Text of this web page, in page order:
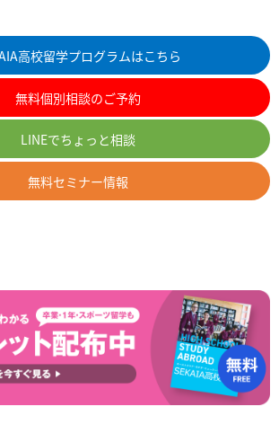
高校留学プログラムはこちら
無料個別相談のご予約
LINEでちょっと相談
無料セミナー情報